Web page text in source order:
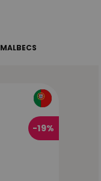
MALBECS
-19%